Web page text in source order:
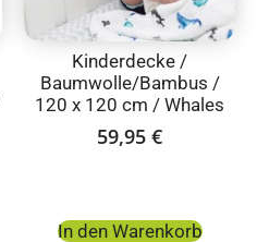
Kinderdecke /
Baumwolle/Bambus /
120 x 120 cm / Whales
59,95 €
In den Warenkorb